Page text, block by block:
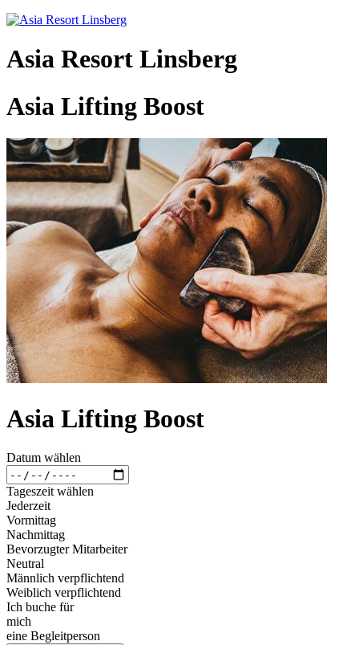
Asia Resort Linsberg
Asia Lifting Boost
Asia Lifting Boost
Datum wählen
Tageszeit wählen
Jederzeit
Vormittag
Nachmittag
Bevorzugter Mitarbeiter
Neutral
Männlich verpflichtend
Weiblich verpflichtend
Ich buche für
mich
eine Begleitperson